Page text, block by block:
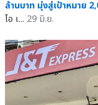
ล้านบาท มุ่งสู่เป้าหมาย
ไอ เ... 29 มิ.ย.